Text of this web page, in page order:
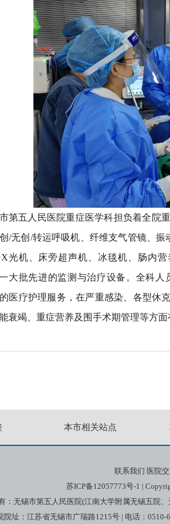
第五人民医院重症医学科担负着全院
/无创/转运呼吸机、纤维支气管镜、
光机、床旁超声机、冰毯机、肠内
大批先进的监测与治疗设备。全科
医疗护理服务，在严重感染、各型休
衰竭、重症营养及围手术期管理等方面
本市相关站点
联系我们 医院
苏ICP备12057773号-1 |
：无锡市第五人民医院(江南大学附属无锡五院
院址：江苏省无锡市广瑞路1215号 | 电话：0510-